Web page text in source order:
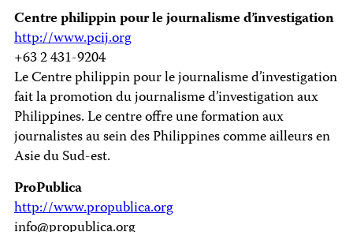
Centre philippin pour le journalisme d’investigation
http://www.pcij.org
+63 2 431-9204
Le Centre philippin pour le journalisme d’investigation
fait la promotion du journalisme d’investigation aux
Philippines. Le centre offre une formation aux
journalistes au sein des Philippines comme ailleurs en
Asie du Sud-est.
ProPublica
http://www.propublica.org